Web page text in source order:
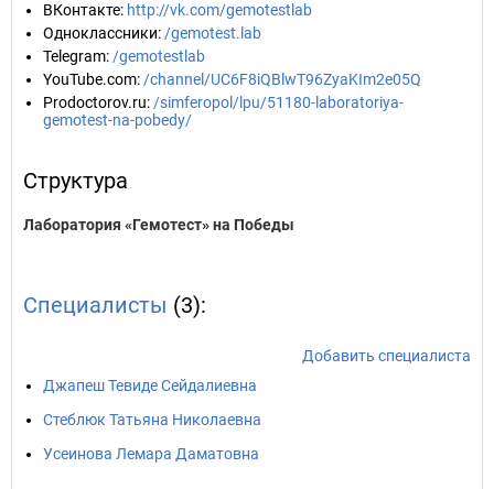
ВКонтакте: http://vk.com/gemotestlab
Одноклассники: /gemotest.lab
Telegram: /gemotestlab
YouTube.com: /channel/UC6F8iQBlwT96ZyaKIm2e05Q
Prodoctorov.ru: /simferopol/lpu/51180-laboratoriya-
gemotest-na-pobedy/
Структура
Лаборатория «Гемотест» на Победы
Специалисты (3):
Добавить специалиста
Джапеш Тевиде Сейдалиевна
Стеблюк Татьяна Николаевна
Усеинова Лемара Даматовна